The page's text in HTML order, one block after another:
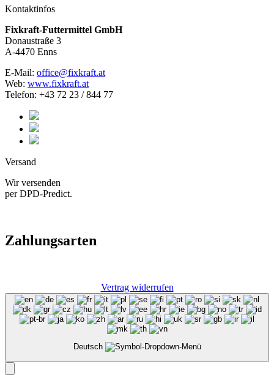
Kontaktinfos
Fixkraft-Futtermittel GmbH
Donaustraße 3
A-4470 Enns
E-Mail: office@fixkraft.at
Web: www.fixkraft.at
Telefon: +43 72 23 / 844 77
Versand
Wir versenden
per DPD-Predict.
Zahlungsarten
Vertrag widerrufen
Deutsch